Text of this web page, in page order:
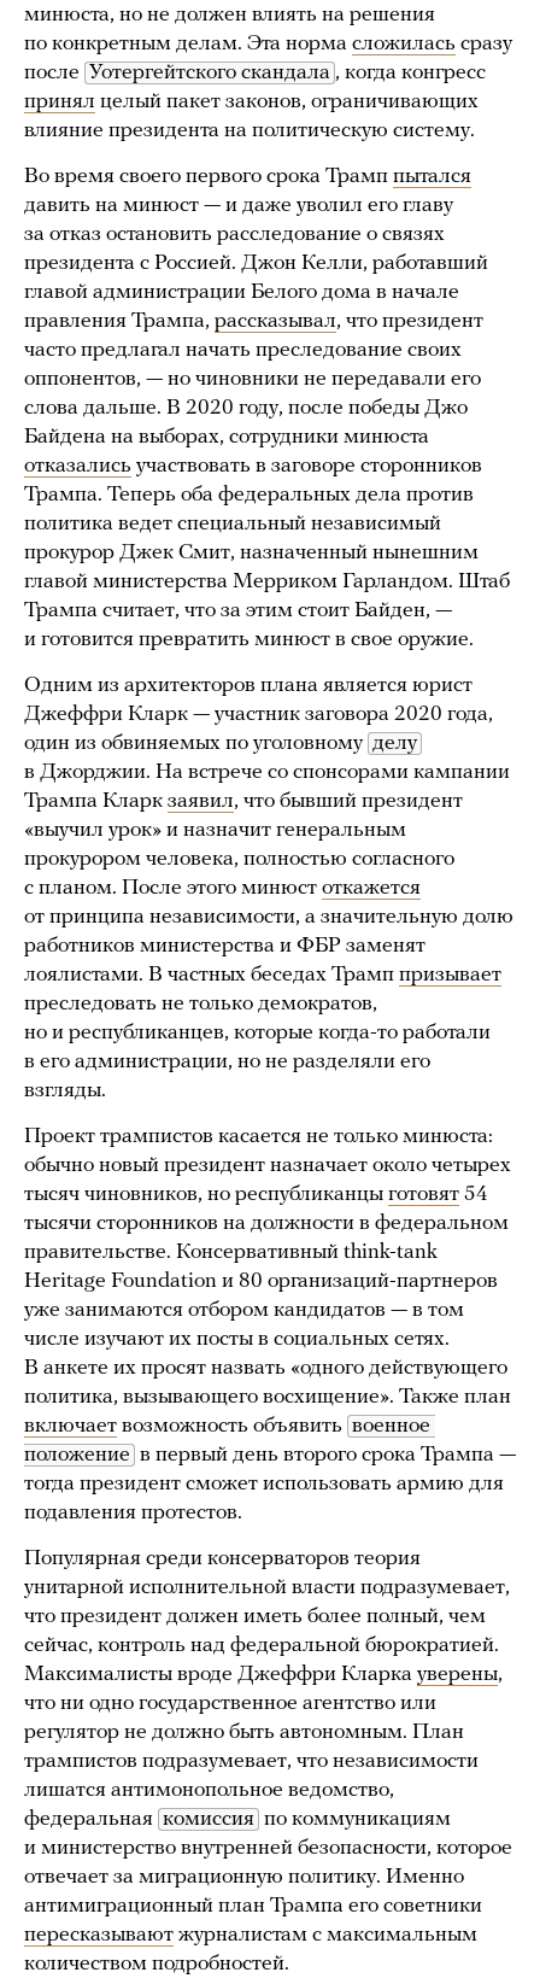
минюста, но не должен влиять на решения
по конкретным делам. Эта норма сложилась сразу
после Уотергейтского скандала , когда конгресс
принял целый пакет законов, ограничивающих
влияние президента на политическую систему.
Во время своего первого срока Трамп пытался
давить на минюст — и даже уволил его главу
за отказ остановить расследование о связях
президента с Россией. Джон Келли, работавший
главой администрации Белого дома в начале
правления Трампа, рассказывал, что президент
часто предлагал начать преследование своих
оппонентов, — но чиновники не передавали его
слова дальше. В 2020 году, после победы Джо
Байдена на выборах, сотрудники минюста
отказались участвовать в заговоре сторонников
Трампа. Теперь оба федеральных дела против
политика ведет специальный независимый
прокурор Джек Смит, назначенный нынешним
главой министерства Мерриком Гарландом. Штаб
Трампа считает, что за этим стоит Байден, —
и готовится превратить минюст в свое оружие.
Одним из архитекторов плана является юрист
Джеффри Кларк — участник заговора 2020 года,
один из обвиняемых по уголовному делу
в Джорджии. На встрече со спонсорами кампании
Трампа Кларк заявил, что бывший президент
«выучил урок» и назначит генеральным
прокурором человека, полностью согласного
с планом. После этого минюст откажется
от принципа независимости, а значительную долю
работников министерства и ФБР заменят
лоялистами. В частных беседах Трамп призывает
преследовать не только демократов,
но и республиканцев, которые когда-то работали
в его администрации, но не разделяли его
взгляды.
Проект трампистов касается не только минюста:
обычно новый президент назначает около четырех
тысяч чиновников, но республиканцы готовят 54
тысячи сторонников на должности в федеральном
правительстве. Консервативный think-tank
Heritage Foundation и 80 организаций-партнеров
уже занимаются отбором кандидатов — в том
числе изучают их посты в социальных сетях.
В анкете их просят назвать «одного действующего
политика, вызывающего восхищение». Также план
включает возможность объявить военное
положение в первый день второго срока Трампа —
тогда президент сможет использовать армию для
подавления протестов.
Популярная среди консерваторов теория
унитарной исполнительной власти подразумевает,
что президент должен иметь более полный, чем
сейчас, контроль над федеральной бюрократией.
Максималисты вроде Джеффри Кларка уверены,
что ни одно государственное агентство или
регулятор не должно быть автономным. План
трампистов подразумевает, что независимости
лишатся антимонопольное ведомство,
федеральная комиссия по коммуникациям
и министерство внутренней безопасности, которое
отвечает за миграционную политику. Именно
антимиграционный план Трампа его советники
пересказывают журналистам с максимальным
количеством подробностей.